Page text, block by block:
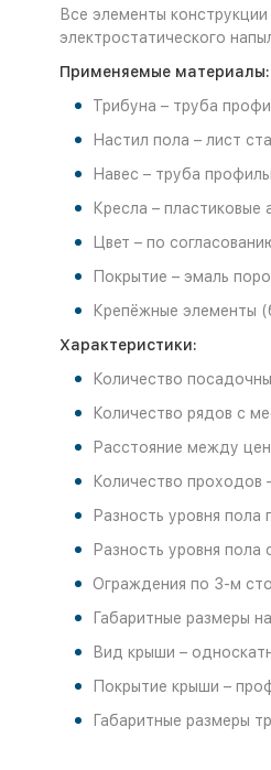
Все элементы
электростатического
Применяемые материалы:
Трибуна – труба
Настил пола – лист
Навес – труба
Кресла – пластиковые
Цвет – по
Покрытие – эмаль
Крепёжные элементы
Характеристики:
Количество
Количество рядов с
Расстояние между
Количество проходов
Разность уровня
Разность уровня
Ограждения по 3-м
Габаритные размеры
Вид крыши –
Покрытие крыши –
Габаритные размеры